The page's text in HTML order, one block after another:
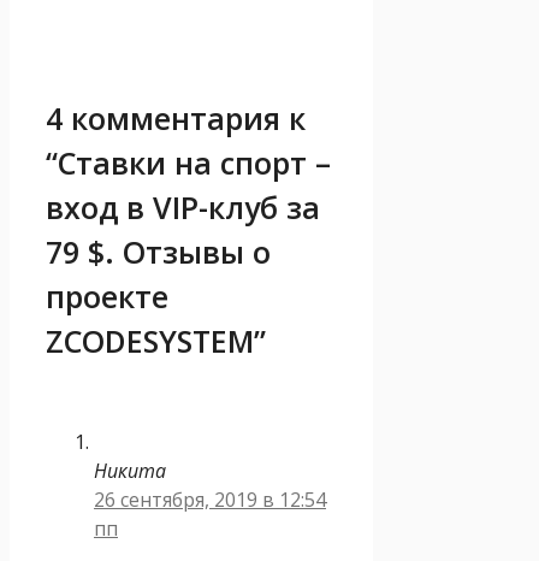
4 комментария к
“Ставки на спорт –
вход в VIP-клуб за
79 $. Отзывы о
проекте
ZCODESYSTEM”
Никита
26 сентября, 2019 в 12:54
пп